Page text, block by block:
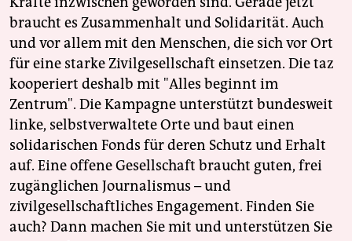
braucht es Zusammenhalt und Solidarität. Auch
und vor allem mit den Menschen, die sich vor Ort
für eine starke Zivilgesellschaft einsetzen. Die taz
kooperiert deshalb mit "Alles beginnt im
Zentrum". Die Kampagne unterstützt bundesweit
linke, selbstverwaltete Orte und baut einen
solidarischen Fonds für deren Schutz und Erhalt
auf. Eine offene Gesellschaft braucht guten, frei
zugänglichen Journalismus – und
zivilgesellschaftliches Engagement. Finden Sie
auch? Dann machen Sie mit und unterstützen Sie